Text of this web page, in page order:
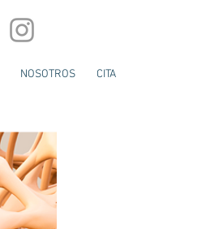
NOSOTROS CITA